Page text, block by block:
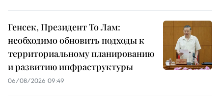
Генсек, Президент То Лам:
необходимо обновить подходы к
территориальному планированию
и развитию инфраструктуры
06/08/2026 09:49